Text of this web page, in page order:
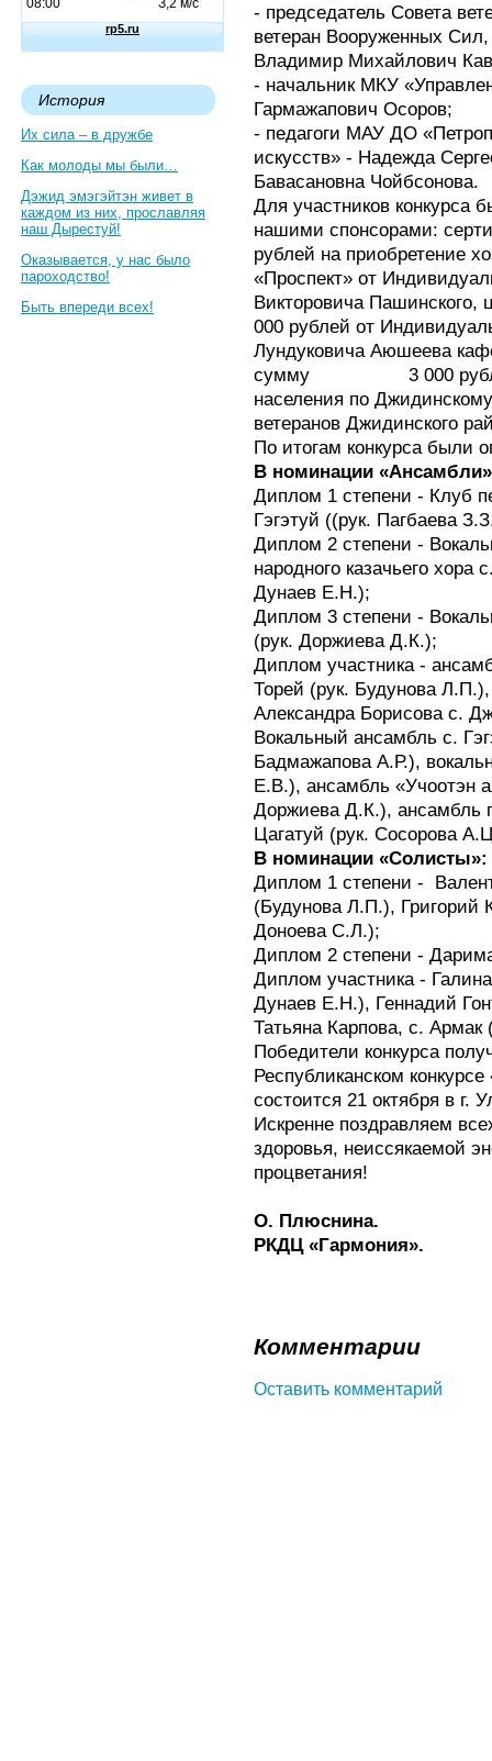
История
Их сила – в дружбе
Как молоды мы были…
Дэжид эмэгэйтэн живет в
каждом из них, прославляя
наш Дырестуй!
Оказывается, у нас было
пароходство!
Быть впереди всех!
- председатель Совета
ветеран Вооруженных Сил,
Владимир Михайлович
- начальник МКУ
Гармажапович Осоров;
- педагоги МАУ ДО
искусств» - Надежда
Бавасановна Чойбсонова.
Для участников конкурса
нашими спонсорами:
рублей на приобретение
«Проспект» от
Викторовича
000 рублей от
Лундуковича Аюшеева
сумму 3 000 рублей
населения по
ветеранов Джидинского
По итогам конкурса были
В номинации
Диплом 1 степени - Клуб
Гэгэтуй ((рук. Пагбаева
Диплом 2 степени -
народного казачьего хора
Дунаев Е.Н.);
Диплом 3 степени -
(рук. Доржиева Д.К.);
Диплом участника -
Торей (рук. Будунова
Александра Борисова с.
Вокальный ансамбль с.
Бадмажапова А.Р.),
Е.В.), ансамбль «Учоотэн
Доржиева Д.К.), ансамбль
Цагатуй (рук. Сосорова
В номинации «Солисты»:
Диплом 1 степени -
(Будунова Л.П.), Григорий
Доноева С.Л.);
Диплом 2 степени -
Диплом участника -
Дунаев Е.Н.), Геннадий
Татьяна Карпова, с. Армак
Победители конкурса
Республиканском
состоится 21 октября в г.
Искренне поздравляем
здоровья, неиссякаемой
процветания!
О. Плюснина.
РКДЦ «Гармония».
Комментарии
Оставить комментарий